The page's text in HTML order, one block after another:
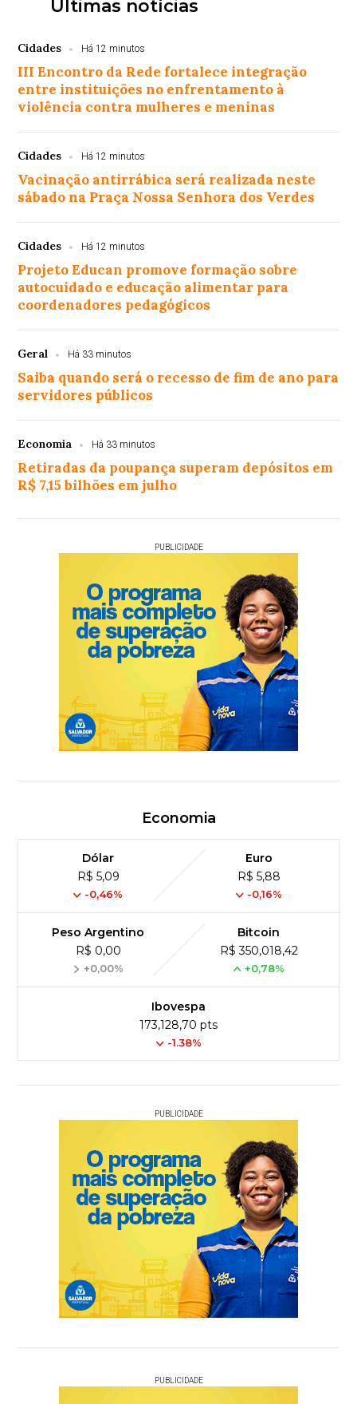
Últimas notícias
Cidades Há 12 minutos
III Encontro da Rede fortalece integração
entre instituições no enfrentamento à
violência contra mulheres e meninas
Cidades Há 12 minutos
Vacinação antirrábica será realizada neste
sábado na Praça Nossa Senhora dos Verdes
Cidades Há 12 minutos
Projeto Educan promove formação sobre
autocuidado e educação alimentar para
coordenadores pedagógicos
Geral Há 33 minutos
Saiba quando será o recesso de fim de ano para
servidores públicos
Economia Há 33 minutos
Retiradas da poupança superam depósitos em
R$ 7,15 bilhões em julho
PUBLICIDADE
Economia
Dólar
R$ 5,09
-0,46%
Euro
R$ 5,88
-0,16%
Peso Argentino
R$ 0,00
+0,00%
Bitcoin
R$ 350,018,42
+0,78%
Ibovespa
173,128,70 pts
-1.38%
PUBLICIDADE
PUBLICIDADE